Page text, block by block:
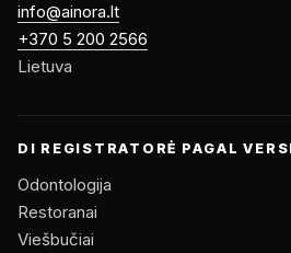
info@ainora.lt
+370 5 200 2566
Lietuva
DI REGISTRATORĖ PAGAL
Odontologija
Restoranai
Viešbučiai